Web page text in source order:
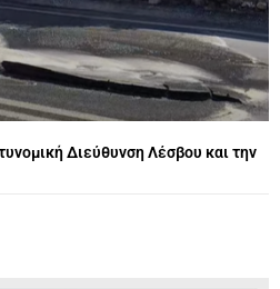
Διεύθυνση Λέσβου και την